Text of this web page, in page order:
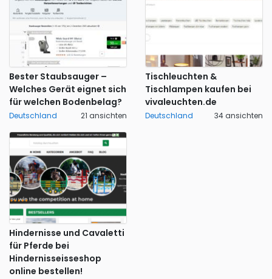
Bester Staubsauger –
Welches Gerät eignet sich
für welchen Bodenbelag?
Deutschland 21 ansichten
Tischleuchten &
Tischlampen kaufen bei
vivaleuchten.de
Deutschland 34 ansichten
Hindernisse und Cavaletti
für Pferde bei
Hindernisseisseshop
online bestellen!